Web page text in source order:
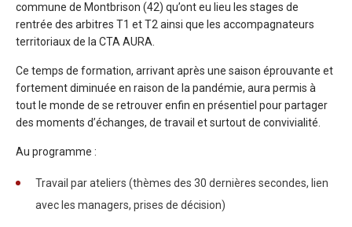
commune de Montbrison (42) qu’ont eu lieu les stages de
rentrée des arbitres T1 et T2 ainsi que les accompagnateurs
territoriaux de la CTA AURA.
Ce temps de formation, arrivant après une saison éprouvante et
fortement diminuée en raison de la pandémie, aura permis à
tout le monde de se retrouver enfin en présentiel pour partager
des moments d’échanges, de travail et surtout de convivialité.
Au programme :
Travail par ateliers (thèmes des 30 dernières secondes, lien
avec les managers, prises de décision)